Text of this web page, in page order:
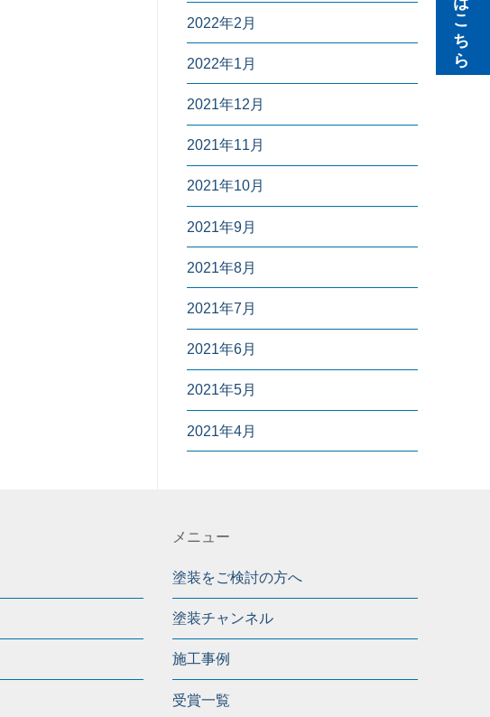
2022年2月
2022年1月
2021年12月
2021年11月
2021年10月
2021年9月
2021年8月
2021年7月
2021年6月
2021年5月
2021年4月
メニュー
塗装をご検討の方へ
塗装チャンネル
施工事例
受賞一覧